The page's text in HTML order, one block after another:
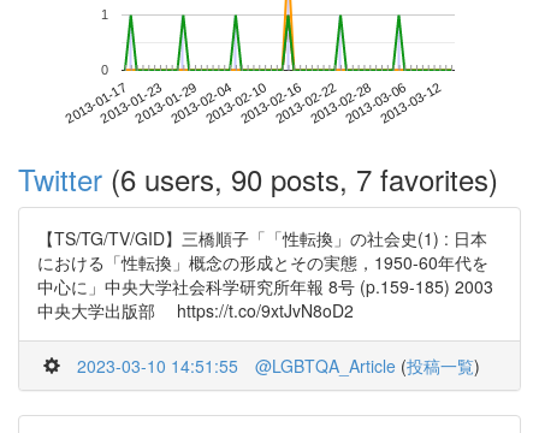
2013-01-172013-01-232013-01-292013-02-042013-02-102013-02-162013-02-222013-02-282013-03-062013-03-12
0
1
Twitter (6 users, 90 posts, 7 favorites)
【TS/TG/TV/GID】三橋順子「「性転換」の社会史(1) : 日本
における「性転換」概念の形成とその実態，1950-60年代を
中心に」中央大学社会科学研究所年報 8号 (p.159-185) 2003
中央大学出版部 https://t.co/9xtJvN8oD2
2023-03-10 14:51:55 @LGBTQA_Article (投稿一覧)